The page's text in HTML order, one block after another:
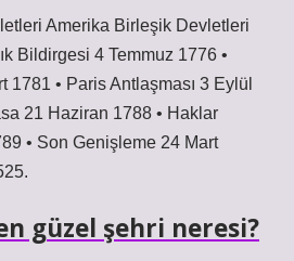
Amerika Birleşik Devletleri
Bildirgesi 4 Temmuz 1776 •
1781 • Paris Antlaşması 3 Eylül
21 Haziran 1788 • Haklar
• Son Genişleme 24 Mart
güzel şehri neresi?